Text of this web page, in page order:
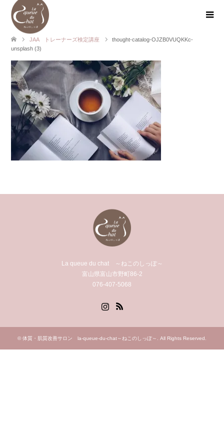
JAA トレーナーズ検定講座
thought-catalog-OJZB0VUQKKc-
unsplash (3)
La queue du chat ～ねこのしっぽ～
富山県富山市野町86-2
076-407-5068
© 体質・肌質改善サロン la-queue-du-chat～ねこのしっぽ～ . All Rights Reserved.